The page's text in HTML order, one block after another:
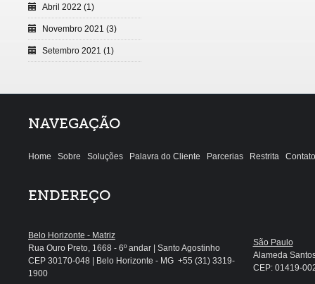
Abril 2022 (1)
Novembro 2021 (3)
Setembro 2021 (1)
NAVEGAÇÃO
Home Sobre Soluções Palavra do Cliente Parcerias Restrita Contato
ENDEREÇO
Belo Horizonte - Matriz
Rua Ouro Preto, 1668 - 6º andar | Santo Agostinho
CEP 30170-048 | Belo Horizonte - MG +55 (31) 3319-
1900
São Paulo
Alameda
CEP: 01419-